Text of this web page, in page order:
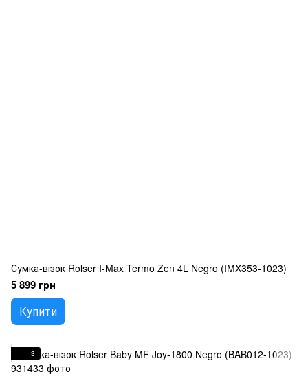
Сумка-візок Rolser I-Max Termo Zen 4L Negro (IMX353-1023)
5 899 грн
Купити
3